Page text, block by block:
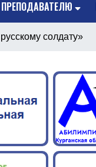
ПРЕПОДАВАТЕЛЮ
солдату»